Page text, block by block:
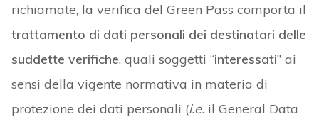
richiamate, la verifica del Green Pass comporta il
trattamento di dati personali dei destinatari delle
suddette verifiche, quali soggetti “interessati” ai
sensi della vigente normativa in materia di
protezione dei dati personali (i.e.il General Data